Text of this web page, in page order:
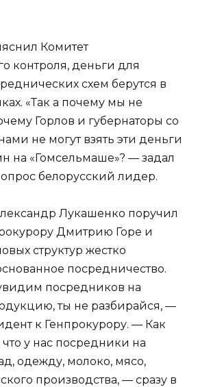
Комитет
контроля, деньги для
схем берутся в
«Так а почему мы не
Горлов и губернаторы со
не могут взять эти деньги
на «Гомсельмаше»? — задал
белорусский лидер.
Лукашенко поручил
Дмитрию Горе и
структур жестко
посредничество.
посредников на
ты не разбирайся, —
к Генпрокурору. — Как
у нас посредники на
одежду, молоко, мясо,
производства, — сразу в